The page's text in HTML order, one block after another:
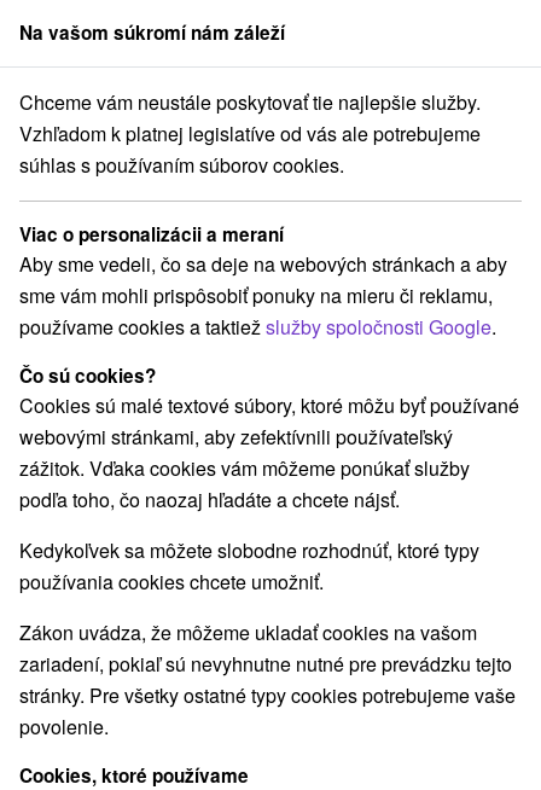
člen skupinySorger
Apartmány Východné Slovensko Prešovský kraj Mengusovce
Apartmány v Mengusovciach
Kategórie
Všetky kategórie
Hotely(1) Apartmány(2)
Chaty na prenájom(4) Drevenice(2) Penzióny(3)
Priváty
Vyberte lokalitu alebo termín
VŠETKY NAJLACNEJŠIE NAJDRAHŠIE
Na vašom súkromí nám záleží
Chceme vám neustále poskytovať tie najlepšie služby.
Vzhľadom k platnej legislatíve od vás ale potrebujeme
súhlas s používaním súborov cookies.
Viac o personalizácii a meraní
Aby sme vedeli, čo sa deje na webových stránkach a aby
sme vám mohli prispôsobiť ponuky na mieru či reklamu,
používame cookies a taktiežslužby spoločnosti Google.
Čo sú cookies?
Cookies sú malé textové súbory, ktoré môžu byť používané
webovými stránkami, aby zefektívnili používateľský
zážitok. Vďaka cookies vám môžeme ponúkať služby
podľa toho, čo naozaj hľadáte a chcete nájsť.
Kedykoľvek sa môžete slobodne rozhodnúť, ktoré typy
používania cookies chcete umožniť.
Zákon uvádza, že môžeme ukladať cookies na vašom
zariadení, pokiaľ sú nevyhnutne nutné pre prevádzku tejto
stránky. Pre všetky ostatné typy cookies potrebujeme vaše
povolenie.
Cookies, ktoré používame